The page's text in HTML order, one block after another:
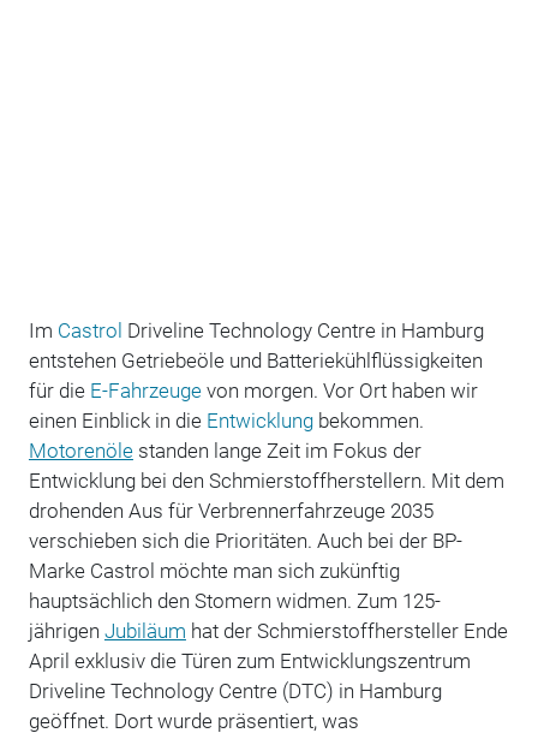
Im Castrol Driveline Technology Centre in Hamburg
entstehen Getriebeöle und Batteriekühlflüssig­keiten
für die E-Fahrzeugevon morgen. Vor Ort haben wir
einen Einblick in die Entwicklungbekommen.
Motorenölestanden lange Zeit im Fokus der
Entwicklung bei den Schmierstoffherstellern. Mit dem
drohenden Aus für Verbrennerfahrzeuge 2035
verschieben sich die Prioritäten. Auch bei der BP-
Marke Castrol möchte man sich zukünftig
hauptsächlich den Stomern widmen. Zum 125-
jährigen Jubiläum hat der Schmierstoffhersteller Ende
April exklusiv die Türen zum Entwicklungszentrum
Driveline Technology Centre (DTC) in Hamburg
geöffnet. Dort wurde präsentiert, was